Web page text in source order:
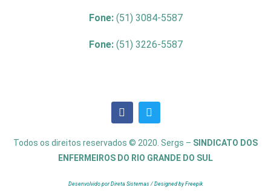
Fone: (51) 3084-5587
Fone: (51) 3226-5587
Todos os direitos reservados © 2020. Sergs – SINDICATO DOS
ENFERMEIROS DO RIO GRANDE DO SUL
Desenvolvido por Direta Sistemas / Designed by Freepik